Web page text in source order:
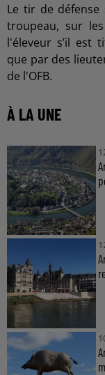
Le tir de
troupeau, sur
l'éleveur s’il est
que par des
de l'OFB.
À LA UNE